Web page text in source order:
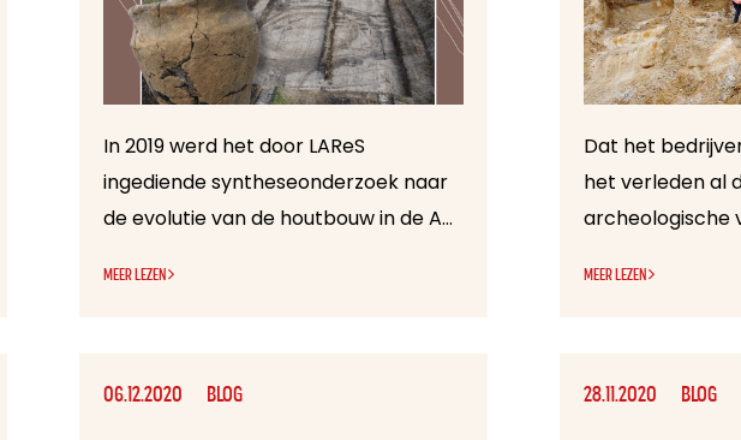
In 2019 werd het door LAReS
ingediende syntheseonderzoek naar
de evolutie van de houtbouw in de Antwerpse Noorderkempen goedgekeurd.
MEER LEZEN
Dat het
het verleden al
MEER LEZEN
06.12.2020 BLOG 28.11.2020 BLOG